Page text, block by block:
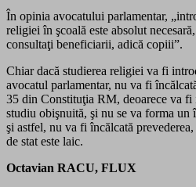
În opinia avocatului parlamentar,
religiei în şcoală este absolut
consultaţi beneficiarii, adică copiii”.
Chiar dacă studierea religiei va fi
avocatul parlamentar, nu va fi
35 din Constituţia RM, deoarece va
studiu obişnuită, şi nu se va forma un
şi astfel, nu va fi încălcată
de stat este laic.
Octavian RACU, FLUX